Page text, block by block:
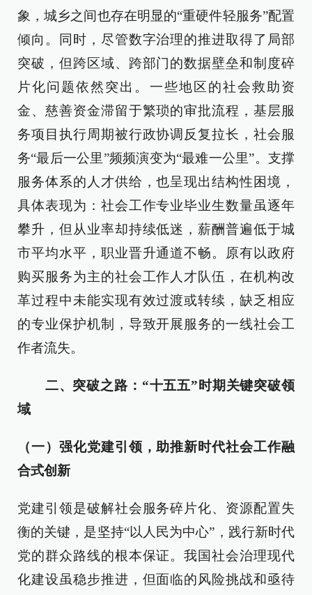
象，城乡之间也存在明显的“重硬件轻服务”配置
倾向。同时，尽管数字治理的推进取得了局部
突破，但跨区域、跨部门的数据壁垒和制度碎
片化问题依然突出。一些地区的社会救助资
金、慈善资金滞留于繁琐的审批流程，基层服
务项目执行周期被行政协调反复拉长，社会服
务“最后一公里”频频演变为“最难一公里”。支撑
服务体系的人才供给，也呈现出结构性困境，
具体表现为：社会工作专业毕业生数量虽逐年
攀升，但从业率却持续低迷，薪酬普遍低于城
市平均水平，职业晋升通道不畅。原有以政府
购买服务为主的社会工作人才队伍，在机构改
革过程中未能实现有效过渡或转续，缺乏相应
的专业保护机制，导致开展服务的一线社会工
作者流失。
二、突破之路：“十五五”时期关键突破领
域
（一）强化党建引领，助推新时代社会工作融
合式创新
党建引领是破解社会服务碎片化、资源配置失
衡的关键，是坚持“以人民为中心”，践行新时代
党的群众路线的根本保证。我国社会治理现代
化建设虽稳步推进，但面临的风险挑战和亟待